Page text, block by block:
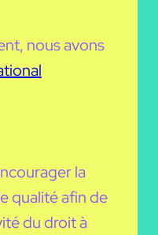
nous avons
la
qualité afin de
du droit à